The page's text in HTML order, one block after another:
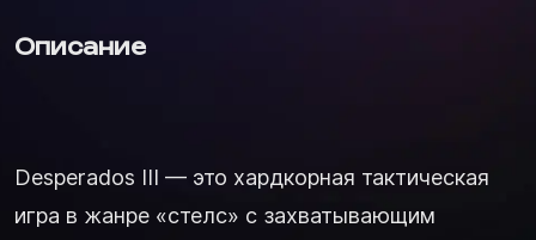
Описание
Desperados III — это хардкорная тактическая
игра в жанре «стелс» с захватывающим